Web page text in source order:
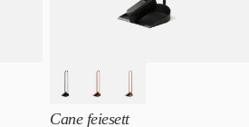
Cane feiesett